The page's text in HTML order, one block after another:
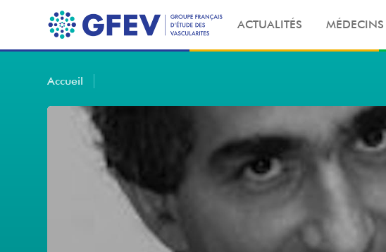
ACTUALITÉS MÉDECINS
Accueil